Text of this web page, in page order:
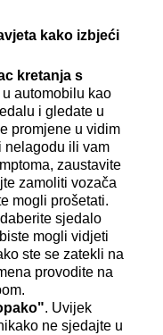
kako izbjeći
kretanja s
automobilu kao
i gledate u
promjene u vidim
nelagodu ili vam
zaustavite
zamoliti vozača
mogli prošetati.
sjedalo
mogli vidjeti
ste se zatekli na
provodite na
. Uvijek
ne sjedajte u